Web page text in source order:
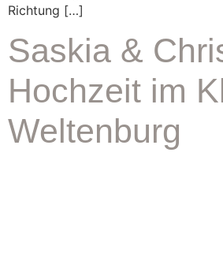
Richtung […]
Saskia &
Hochzeit im
Weltenburg